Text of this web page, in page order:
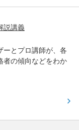
説講義
ーとプロ講師が、各
者の傾向などをわか